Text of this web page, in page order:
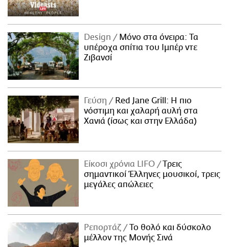
Design
Μόνο στα όνειρα: Τα
υπέροχα σπίτια του Ιμπέρ ντε
Ζιβανσί
Γεύση
Red Jane Grill: Η πιο
νόστιμη και χαλαρή αυλή στα
Χανιά (ίσως και στην Ελλάδα)
Είκοσι χρόνια LIFO
Tρεις
σημαντικοί Έλληνες μουσικοί, τρεις
μεγάλες απώλειες
Ρεπορτάζ
Το θολό και δύσκολο
μέλλον της Μονής Σινά